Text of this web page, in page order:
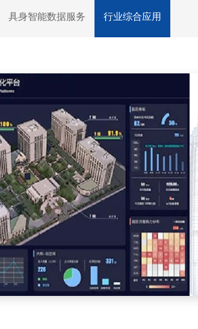
具身智能数据服务 行业综合应用